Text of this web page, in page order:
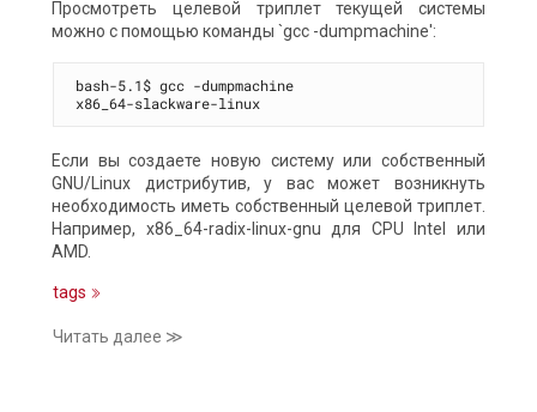
Просмотреть целевой триплет текущей системы
можно с помощью команды `gcc -dumpmachine':
bash-5.1$ gcc -dumpmachine
Если вы создаете новую систему или собственный
GNU/Linux дистрибутив, у вас может возникнуть
необходимость иметь собственный целевой триплет.
Например, x86_64-radix-linux-gnu для CPU Intel или
AMD.
tags
Читать далее ≫